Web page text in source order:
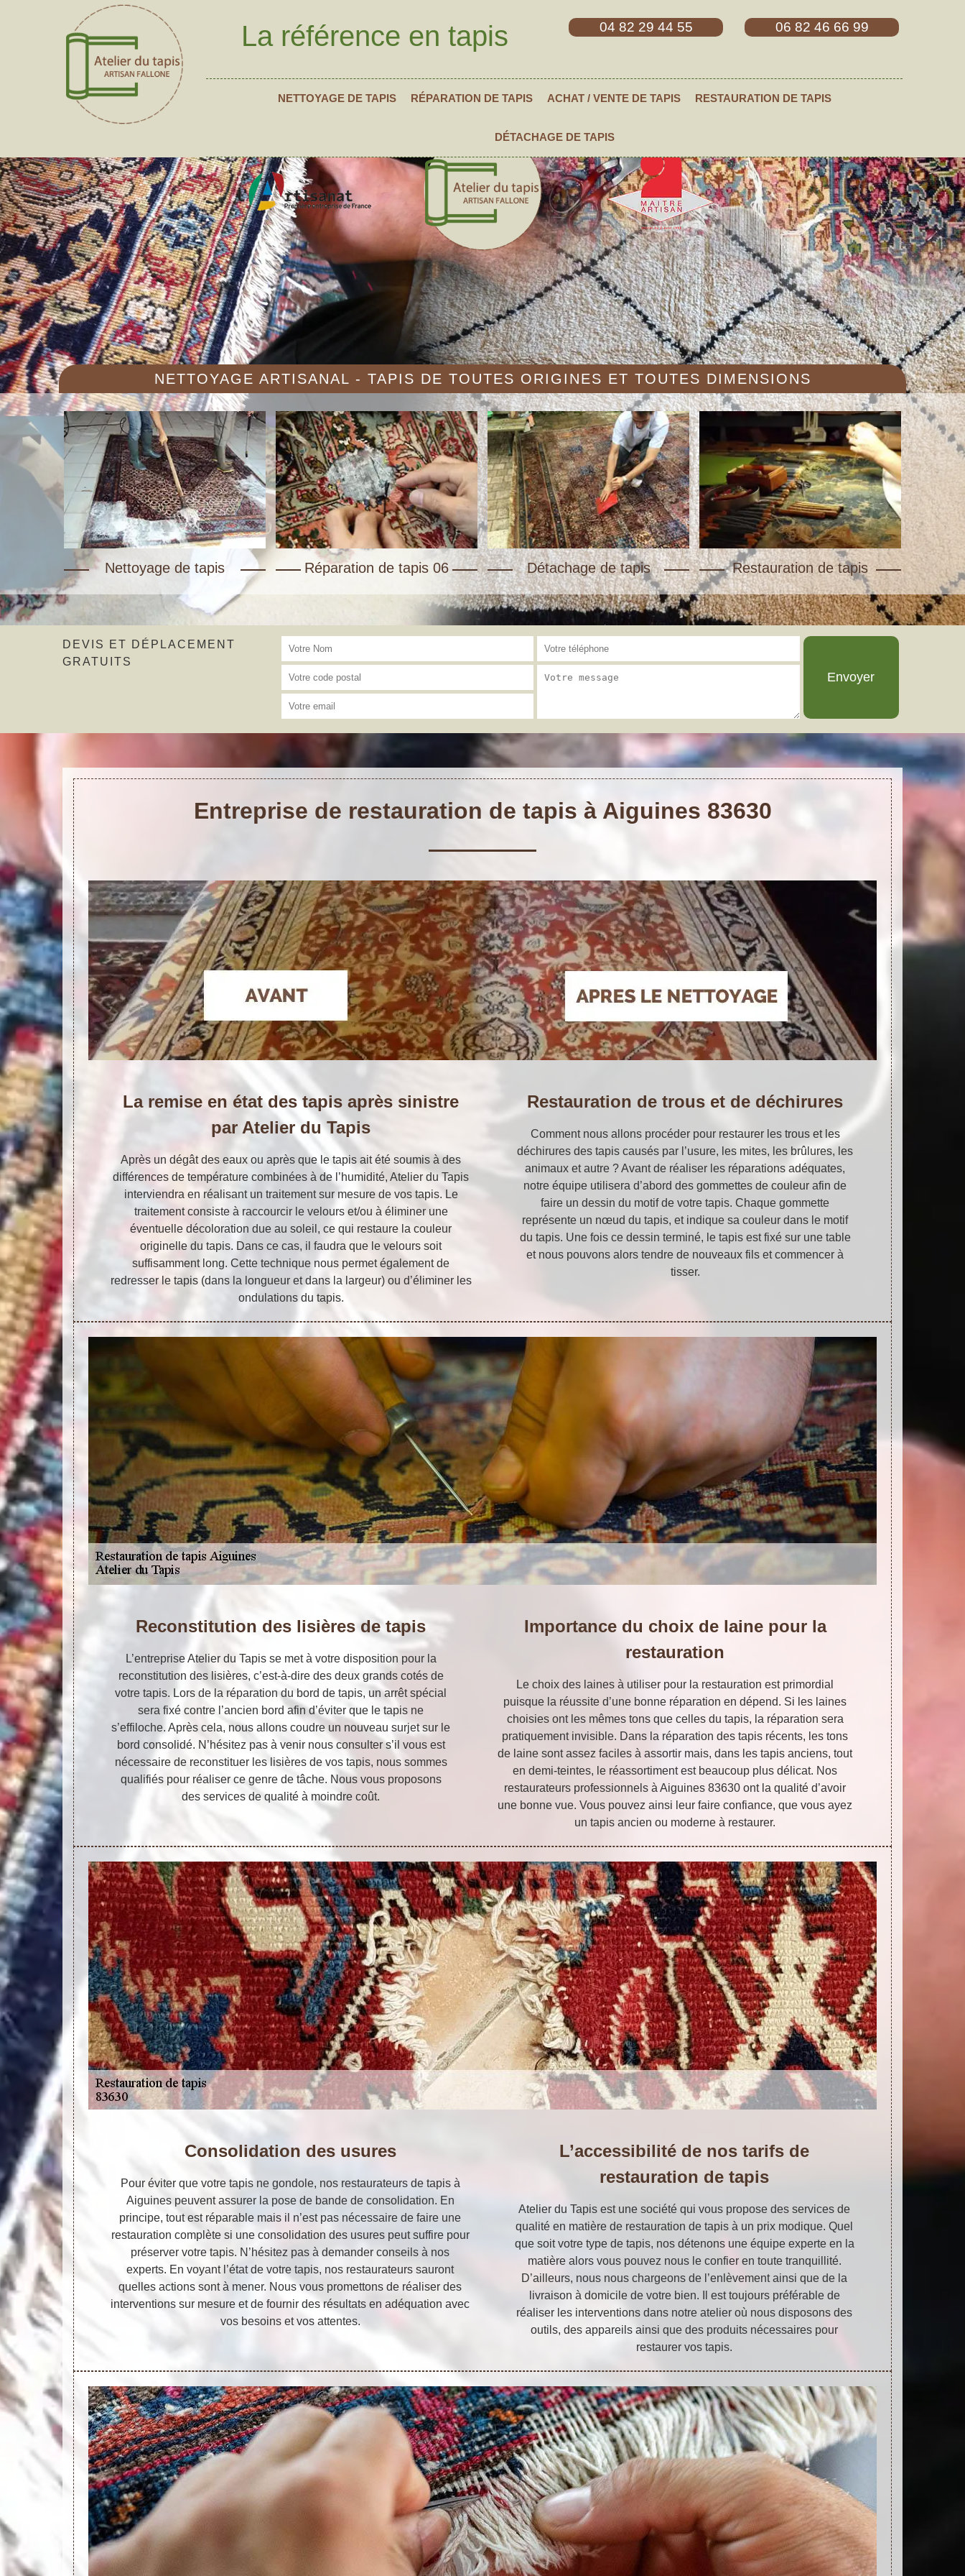
La référence en tapis 04 82 29 44 55 06 82 46 66 99
NETTOYAGE DE TAPIS RÉPARATION DE TAPIS ACHAT / VENTE DE TAPIS RESTAURATION DE TAPIS
DÉTACHAGE DE TAPIS
NETTOYAGE ARTISANAL - TAPIS DE TOUTES ORIGINES ET TOUTES DIMENSIONS
Nettoyage de tapis Réparation de tapis 06 Détachage de tapis Restauration de tapis
DEVIS ET DÉPLACEMENT
GRATUITS
Entreprise de restauration de tapis à Aiguines 83630
La remise en état des tapis après sinistre
par Atelier du Tapis
Après un dégât des eaux ou après que le tapis ait été soumis à des
différences de température combinées à de l’humidité, Atelier du Tapis
interviendra en réalisant un traitement sur mesure de vos tapis. Le
traitement consiste à raccourcir le velours et/ou à éliminer une
éventuelle décoloration due au soleil, ce qui restaure la couleur
originelle du tapis. Dans ce cas, il faudra que le velours soit
suffisamment long. Cette technique nous permet également de
redresser le tapis (dans la longueur et dans la largeur) ou d’éliminer les
ondulations du tapis.
Restauration de trous et de déchirures
Comment nous allons procéder pour restaurer les trous et les
déchirures des tapis causés par l’usure, les mites, les brûlures, les
animaux et autre ? Avant de réaliser les réparations adéquates,
notre équipe utilisera d’abord des gommettes de couleur afin de
faire un dessin du motif de votre tapis. Chaque gommette
représente un nœud du tapis, et indique sa couleur dans le motif
du tapis. Une fois ce dessin terminé, le tapis est fixé sur une table
et nous pouvons alors tendre de nouveaux fils et commencer à
tisser.
Reconstitution des lisières de tapis
L’entreprise Atelier du Tapis se met à votre disposition pour la
reconstitution des lisières, c’est-à-dire des deux grands cotés de
votre tapis. Lors de la réparation du bord de tapis, un arrêt spécial
sera fixé contre l’ancien bord afin d’éviter que le tapis ne
s’effiloche. Après cela, nous allons coudre un nouveau surjet sur le
bord consolidé. N’hésitez pas à venir nous consulter s’il vous est
nécessaire de reconstituer les lisières de vos tapis, nous sommes
qualifiés pour réaliser ce genre de tâche. Nous vous proposons
des services de qualité à moindre coût.
Importance du choix de laine pour la
restauration
Le choix des laines à utiliser pour la restauration est primordial
puisque la réussite d’une bonne réparation en dépend. Si les laines
choisies ont les mêmes tons que celles du tapis, la réparation sera
pratiquement invisible. Dans la réparation des tapis récents, les tons
de laine sont assez faciles à assortir mais, dans les tapis anciens, tout
en demi-teintes, le réassortiment est beaucoup plus délicat. Nos
restaurateurs professionnels à Aiguines 83630 ont la qualité d’avoir
une bonne vue. Vous pouvez ainsi leur faire confiance, que vous ayez
un tapis ancien ou moderne à restaurer.
Consolidation des usures
Pour éviter que votre tapis ne gondole, nos restaurateurs de tapis à
Aiguines peuvent assurer la pose de bande de consolidation. En
principe, tout est réparable mais il n’est pas nécessaire de faire une
restauration complète si une consolidation des usures peut suffire pour
préserver votre tapis. N’hésitez pas à demander conseils à nos
experts. En voyant l’état de votre tapis, nos restaurateurs sauront
quelles actions sont à mener. Nous vous promettons de réaliser des
interventions sur mesure et de fournir des résultats en adéquation avec
vos besoins et vos attentes.
L’accessibilité de nos tarifs de
restauration de tapis
Atelier du Tapis est une société qui vous propose des services de
qualité en matière de restauration de tapis à un prix modique. Quel
que soit votre type de tapis, nos détenons une équipe experte en la
matière alors vous pouvez nous le confier en toute tranquillité.
D’ailleurs, nous nous chargeons de l’enlèvement ainsi que de la
livraison à domicile de votre bien. Il est toujours préférable de
réaliser les interventions dans notre atelier où nous disposons des
outils, des appareils ainsi que des produits nécessaires pour
restaurer vos tapis.